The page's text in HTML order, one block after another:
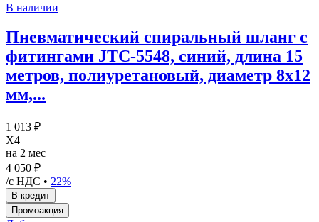
В наличии
Пневматический спиральный шланг с
фитингами JTC-5548, синий, длина 15
метров, полиуретановый, диаметр 8х12
мм,...
1 013 ₽
X4
на 2 мес
4 050 ₽
/с НДС • 22%